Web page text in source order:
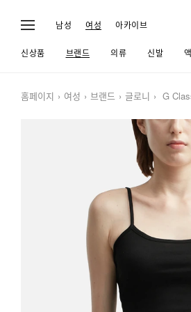
남성 여성 아카이브
신상품 브랜드 의류 신발
홈페이지 여성 브랜드 글로니 G